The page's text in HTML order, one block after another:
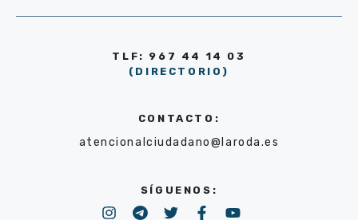
TLF: 967 44 14 03
(DIRECTORIO)
CONTACTO:
atencionalciudadano@laroda.es
SÍGUENOS: